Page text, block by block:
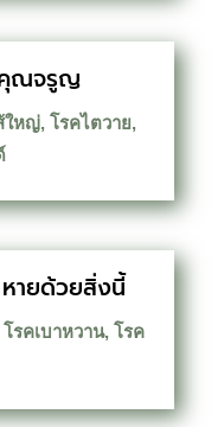
ณจรูญ
ใหญ่, โรคไตวาย,
ายด้วยสิ่งนี้
โรคเบาหวาน, โรค